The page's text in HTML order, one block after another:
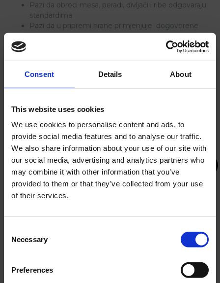
Consent Details About
This website uses cookies
We use cookies to personalise content and ads, to
provide social media features and to analyse our traffic.
We also share information about your use of our site with
our social media, advertising and analytics partners who
may combine it with other information that you’ve
provided to them or that they’ve collected from your use
of their services.
Selection
Necessary
Preferences
ZELENI USPON DO OLIMPA – Zelena i
Nacionalnog plana oporavka i otpornosti 2021.–
2026., Mehanizam za oporavak i otpornost.
Pazi da obroci mesa, peradi, divljači i ribe odgovaraju
standardima
Pazi da u pripremi hrane primjenjuje dogovorene
mjere i utege, kako je predviđeno u receptima,
Obavlja i druge poslove prema nalogu voditelja
smjene i šefa kuhinje
koja ima izraženu sklonost za rad u dinamičnom i
lijepom okruženju.
Društvo Olympia Vodice u svojstvu poslodavca
aktivno se zalaže za jednake mogućnosti i jednako
postupanje prema svim svojim zaposlenicima, bez
obzira na rasu, boju kože, spol, jezik, dob,
nacionalnost, seksualnu orijentaciju i identitet,
naše uloge velike organizacije te odgovornosti
utjecaja na živote svih naših zaposlenika, korisnika
zaposlenicima poručujemo da svoju društvenu
odgovornost shvaćamo ozbiljno, uz poduzimanje